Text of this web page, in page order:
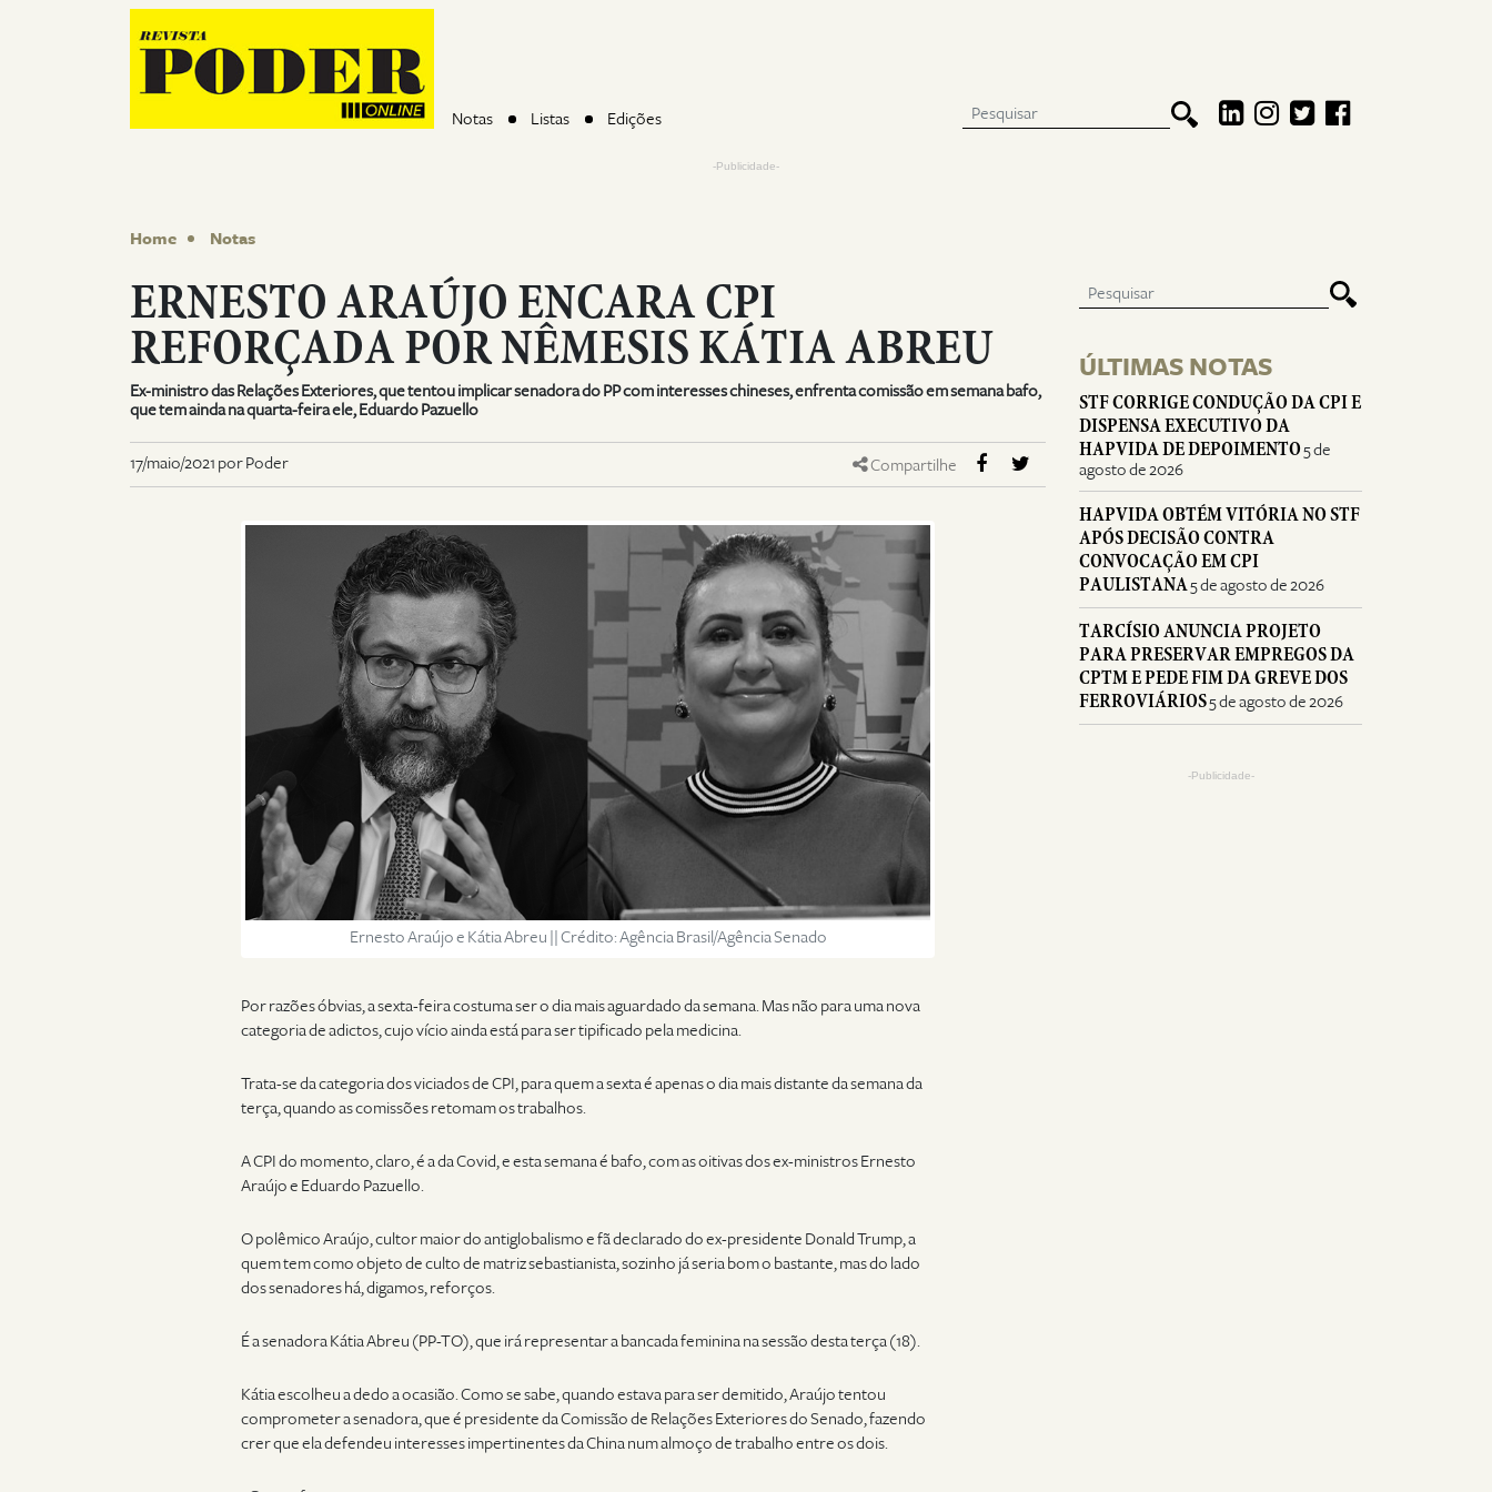
Notas Listas Edições
-Publicidade-
Home Notas
ERNESTO ARAÚJO ENCARA CPI
REFORÇADA POR NÊMESIS KÁTIA ABREU
Ex-ministro das Relações Exteriores, que tentou implicar senadora do PP com interesses chineses, enfrenta comissão em semana bafo,
que tem ainda na quarta-feira ele, Eduardo Pazuello
17/maio/2021 por Poder Compartilhe
Ernesto Araújo e Kátia Abreu || Crédito: Agência Brasil/Agência Senado
Por razões óbvias, a sexta-feira costuma ser o dia mais aguardado da semana. Mas não para uma nova
categoria de adictos, cujo vício ainda está para ser tipificado pela medicina.
Trata-se da categoria dos viciados de CPI, para quem a sexta é apenas o dia mais distante da semana da
terça, quando as comissões retomam os trabalhos.
A CPI do momento, claro, é a da Covid, e esta semana é bafo, com as oitivas dos ex-ministros Ernesto
Araújo e Eduardo Pazuello.
O polêmico Araújo, cultor maior do antiglobalismo e fã declarado do ex-presidente Donald Trump, a
quem tem como objeto de culto de matriz sebastianista, sozinho já seria bom o bastante, mas do lado
dos senadores há, digamos, reforços.
É a senadora Kátia Abreu (PP-TO), que irá representar a bancada feminina na sessão desta terça (18).
Kátia escolheu a dedo a ocasião. Como se sabe, quando estava para ser demitido, Araújo tentou
comprometer a senadora, que é presidente da Comissão de Relações Exteriores do Senado, fazendo
crer que ela defendeu interesses impertinentes da China num almoço de trabalho entre os dois.
ÚLTIMAS NOTAS
STF CORRIGE CONDUÇÃO DA CPI E
DISPENSA EXECUTIVO DA
HAPVIDA DE DEPOIMENTO5 de
agosto de 2026
HAPVIDA OBTÉM VITÓRIA NO STF
APÓS DECISÃO CONTRA
CONVOCAÇÃO EM CPI
PAULISTANA5 de agosto de 2026
TARCÍSIO ANUNCIA PROJETO
PARA PRESERVAR EMPREGOS DA
CPTM E PEDE FIM DA GREVE DOS
FERROVIÁRIOS5 de agosto de 2026
-Publicidade-